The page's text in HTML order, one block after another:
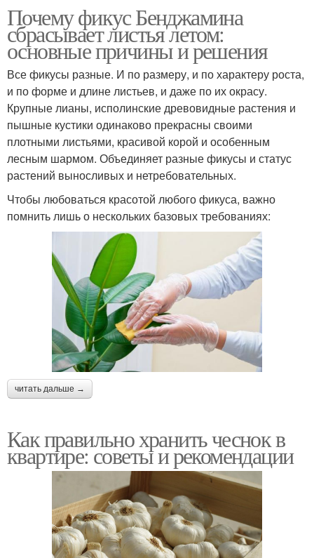
Почему фикус Бенджамина
сбрасывает листья летом:
основные причины и решения
Все фикусы разные. И по размеру, и по характеру роста,
и по форме и длине листьев, и даже по их окрасу.
Крупные лианы, исполинские древовидные растения и
пышные кустики одинаково прекрасны своими
плотными листьями, красивой корой и особенным
лесным шармом. Объединяет разные фикусы и статус
растений выносливых и нетребовательных.
Чтобы любоваться красотой любого фикуса, важно
помнить лишь о нескольких базовых требованиях:
читать дальше →
Как правильно хранить чеснок в
квартире: советы и рекомендации